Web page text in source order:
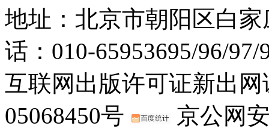
地址：北京市朝阳区白
话：010-65953695/96/
互联网出版许可证新出
05068450号
京公网